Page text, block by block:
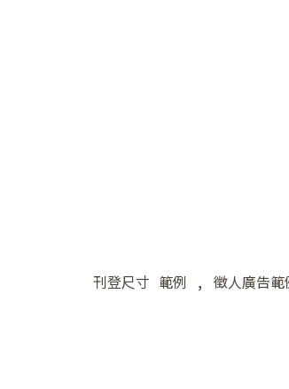
刊登尺寸 範例 , 徵人廣告範例 (